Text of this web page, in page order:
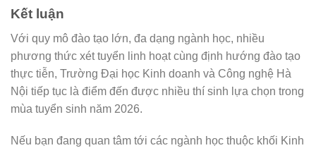
Kết luận
Với quy mô đào tạo lớn, đa dạng ngành học, nhiều
phương thức xét tuyển linh hoạt cùng định hướng đào tạo
thực tiễn, Trường Đại học Kinh doanh và Công nghệ Hà
Nội tiếp tục là điểm đến được nhiều thí sinh lựa chọn trong
mùa tuyển sinh năm 2026.
Nếu bạn đang quan tâm tới các ngành học thuộc khối Kinh